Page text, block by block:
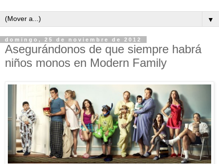
▼
domingo, 25 de noviembre de 2012
Asegurándonos de que siempre habrá
niños monos en Modern Family